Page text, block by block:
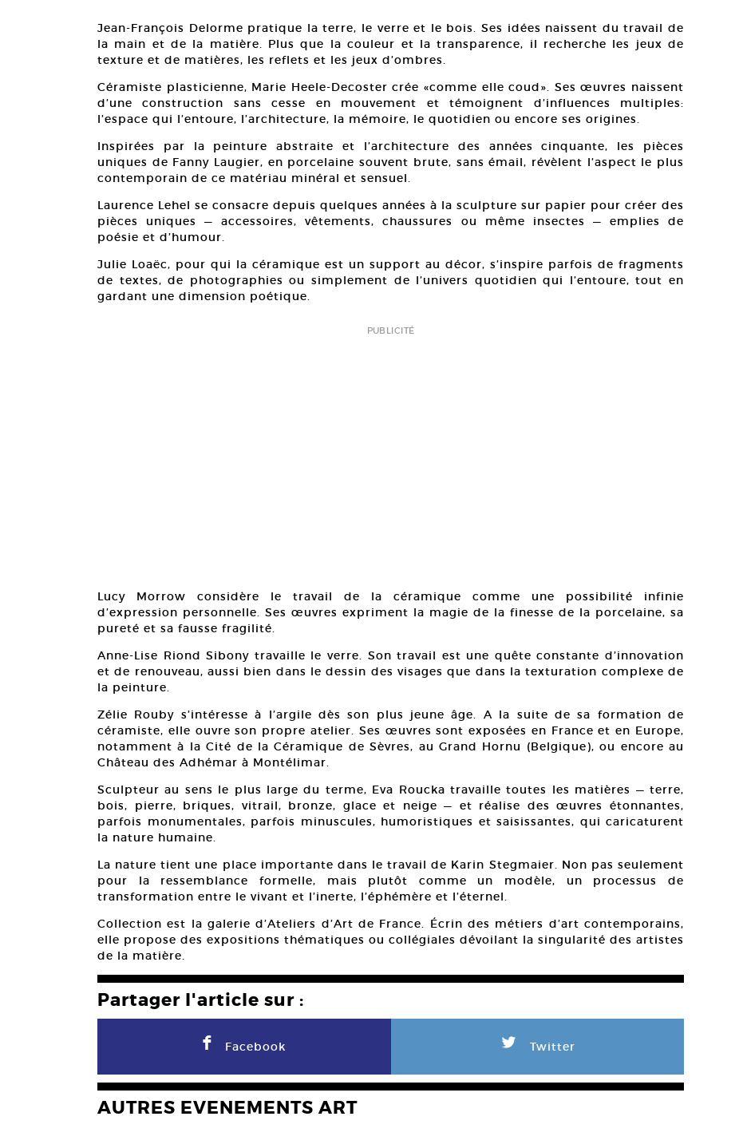
Jean-François Delorme pratique la terre, le verre et le bois. Ses idées naissent du travail de
la main et de la matière. Plus que la couleur et la transparence, il recherche les jeux de
texture et de matières, les reflets et les jeux d’ombres.
Céramiste plasticienne, Marie Heele-Decoster crée «comme elle coud». Ses œuvres naissent
d’une construction sans cesse en mouvement et témoignent d’influences multiples:
l’espace qui l’entoure, l’architecture, la mémoire, le quotidien ou encore ses origines.
Inspirées par la peinture abstraite et l’architecture des années cinquante, les pièces
uniques de Fanny Laugier, en porcelaine souvent brute, sans émail, révèlent l’aspect le plus
contemporain de ce matériau minéral et sensuel.
Laurence Lehel se consacre depuis quelques années à la sculpture sur papier pour créer des
pièces uniques — accessoires, vêtements, chaussures ou même insectes — emplies de
poésie et d’humour.
Julie Loaëc, pour qui la céramique est un support au décor, s’inspire parfois de fragments
de textes, de photographies ou simplement de l’univers quotidien qui l’entoure, tout en
gardant une dimension poétique.
PUBLICITÉ
Lucy Morrow considère le travail de la céramique comme une possibilité infinie
d’expression personnelle. Ses œuvres expriment la magie de la finesse de la porcelaine, sa
pureté et sa fausse fragilité.
Anne-Lise Riond Sibony travaille le verre. Son travail est une quête constante d’innovation
et de renouveau, aussi bien dans le dessin des visages que dans la texturation complexe de
la peinture.
Zélie Rouby s’intéresse à l’argile dès son plus jeune âge. A la suite de sa formation de
céramiste, elle ouvre son propre atelier. Ses œuvres sont exposées en France et en Europe,
notamment à la Cité de la Céramique de Sèvres, au Grand Hornu (Belgique), ou encore au
Château des Adhémar à Montélimar.
Sculpteur au sens le plus large du terme, Eva Roucka travaille toutes les matières — terre,
bois, pierre, briques, vitrail, bronze, glace et neige — et réalise des œuvres étonnantes,
parfois monumentales, parfois minuscules, humoristiques et saisissantes, qui caricaturent
la nature humaine.
La nature tient une place importante dans le travail de Karin Stegmaier. Non pas seulement
pour la ressemblance formelle, mais plutôt comme un modèle, un processus de
transformation entre le vivant et l’inerte, l’éphémère et l’éternel.
Collection est la galerie d’Ateliers d’Art de France. Écrin des métiers d’art contemporains,
elle propose des expositions thématiques ou collégiales dévoilant la singularité des artistes
de la matière.
Partager l'article sur :
F Facebook L Twitter
AUTRES EVENEMENTS ART